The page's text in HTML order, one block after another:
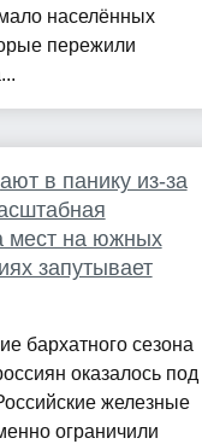
населённых
пережили
в панику из-за
мест на южных
запутывает
бархатного сезона
оказалось под
железные
ограничили